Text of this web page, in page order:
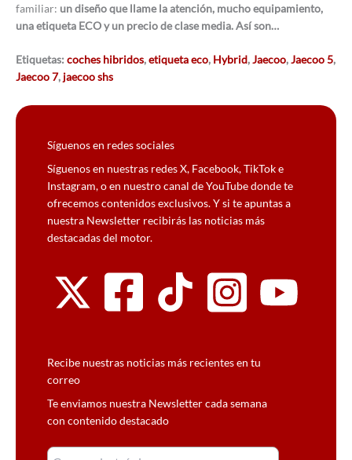
familiar: un diseño que llame la atención, mucho equipamiento,
una etiqueta ECO y un precio de clase media. Así son…
Etiquetas: coches hibridos,etiqueta eco, Hybrid,Jaecoo,Jaecoo 5,
Jaecoo 7, jaecoo shs
Síguenos en redes sociales
Síguenos en nuestras redes X, Facebook, TikTok e
Instagram, o en nuestro canal de YouTube donde te
ofrecemos contenidos exclusivos. Y si te apuntas a
nuestra Newsletter recibirás las noticias más
destacadas del motor.
Recibe nuestras noticias más recientes en tu
correo
Te enviamos nuestra Newsletter cada semana
con contenido destacado